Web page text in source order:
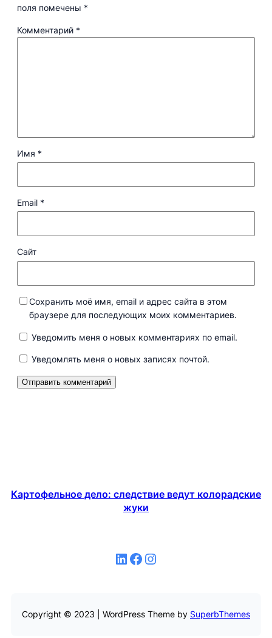
поля помечены *
Комментарий *
Имя *
Email *
Сайт
Сохранить моё имя, email и адрес сайта в этом
браузере для последующих моих комментариев.
Уведомить меня о новых комментариях по email.
Уведомлять меня о новых записях почтой.
Картофельное дело: следствие ведут колорадские
жуки
LinkedIn Facebook Instagram
Copyright © 2023 | WordPress Theme by SuperbThemes